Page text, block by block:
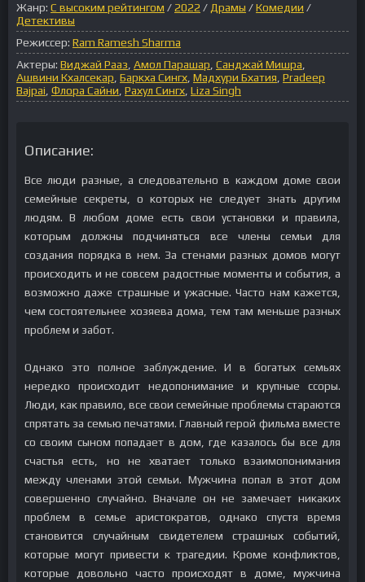
Жанр: С высоким рейтингом /2022 / Драмы /Комедии /
Детективы
Режиссер: Ram Ramesh Sharma
Актеры: Виджай Рааз Амол Парашар Санджай Мишра
Ашвини Кхалсекар Баркха Сингх Мадхури Бхатия Pradeep
Bajpai Флора Сайни Рахул Сингх Liza Singh
Описание:
Все люди разные, а следовательно в каждом доме свои
семейные секреты, о которых не следует знать другим
людям. В любом доме есть свои установки и правила,
которым должны подчиняться все члены семьи для
создания порядка в нем. За стенами разных домов могут
происходить и не совсем радостные моменты и события, а
возможно даже страшные и ужасные. Часто нам кажется,
чем состоятельнее хозяева дома, тем там меньше разных
проблем и забот.
Однако это полное заблуждение. И в богатых семьях
нередко происходит недопонимание и крупные ссоры.
Люди, как правило, все свои семейные проблемы стараются
спрятать за семью печатями. Главный герой фильма вместе
со своим сыном попадает в дом, где казалось бы все для
счастья есть, но не хватает только взаимопонимания
между членами этой семьи. Мужчина попал в этот дом
совершенно случайно. Вначале он не замечает никаких
проблем в семье аристократов, однако спустя время
становится случайным свидетелем страшных событий,
которые могут привести к трагедии. Кроме конфликтов,
которые довольно часто происходят в доме, мужчина